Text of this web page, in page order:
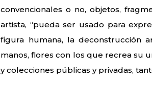
convencionales o no, objetos,
artista, “pueda ser usado para
figura humana, la deconstrucción
manos, flores con los que recrea su
y colecciones públicas y privadas,